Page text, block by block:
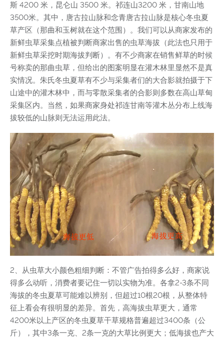
斯 4200 米，昆仑山 3500 米。祁连山3200 米，甘南山地
3500米。其中，唐古拉山脉和念青唐古拉山脉是核心冬虫夏
草产区（那曲和玉树就在这个范围）。我们可以从商家发布的
新鲜虫草采集点植被判断商家出售的虫草海拔（此法也只用于
新鲜虫草采挖时期海拔判断）。有不少商家在销售鲜草的时候
号称卖的那曲虫草，但给出的图案明显在灌木林里显然不是真
实情况。朱氏冬虫夏草有不少与采集者们的大合影就拍摄于下
山途中的灌木林中，而与零散采集者的合影则多数在高山草甸
采集区内。当然，如果商家身处祁连甘南等灌木丛分布上线海
拔较低的山脉则无法运用此法。
2、从虫草大小颜色粗细判断：不管广告拍得多么好，商家说
得多么动听，消费者要记住一切以实物为准。各拿2-3条不同
海拔的冬虫夏草可能难以辨别，但超过10根20根，从整体特
征上看会有很明显的差异。首先，高海拔虫草更大，通常
4200米以上产区的冬虫夏草干草规格普遍超过3400条（公
斤），其中3条一克、2条一克的大草比例更大；低海拔也产大